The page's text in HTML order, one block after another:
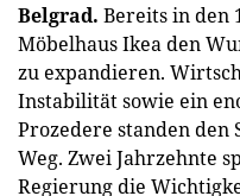
Belgrad. Bereits in den
Möbelhaus Ikea den
zu expandieren.
Instabilität sowie ein
Prozedere standen den
Weg. Zwei Jahrzehnte
Regierung die